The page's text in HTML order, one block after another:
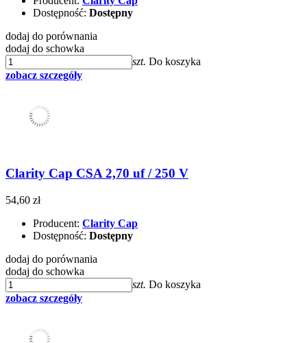
Dostępność: Dostępny
dodaj do porównania
dodaj do schowka
szt. Do koszyka
zobacz szczegóły
Clarity Cap CSA 2,70 uf / 250 V
54,60 zł
Producent: Clarity Cap
Dostępność: Dostępny
dodaj do porównania
dodaj do schowka
szt. Do koszyka
zobacz szczegóły